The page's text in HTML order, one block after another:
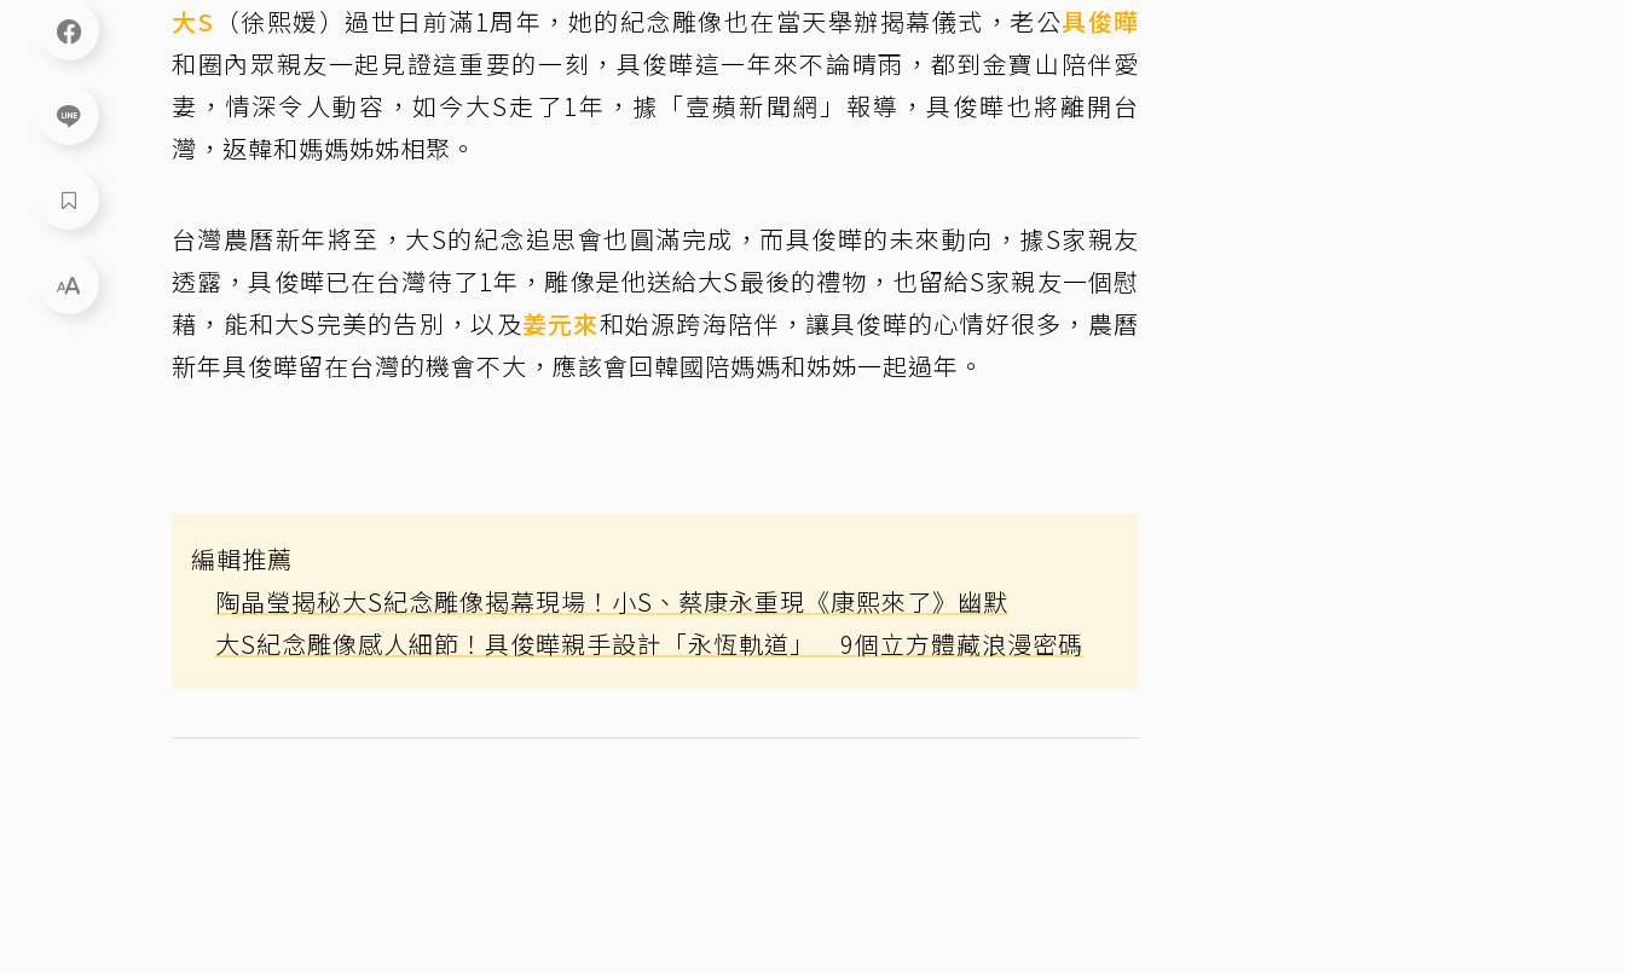
大S （徐熙媛）過世日前滿1周年，她的紀念雕像也在當天舉辦揭幕儀式，老公具俊曄
和圈內眾親友一起見證這重要的一刻，具俊曄這一年來不論晴雨，都到金寶山陪伴愛
妻，情深令人動容，如今大S走了1年，據「壹蘋新聞網」報導，具俊曄也將離開台
灣，返韓和媽媽姊姊相聚。
台灣農曆新年將至，大S的紀念追思會也圓滿完成，而具俊曄的未來動向，據S家親友
透露，具俊曄已在台灣待了1年，雕像是他送給大S最後的禮物，也留給S家親友一個慰
藉，能和大S完美的告別，以及姜元來和始源跨海陪伴，讓具俊曄的心情好很多，農曆
新年具俊曄留在台灣的機會不大，應該會回韓國陪媽媽和姊姊一起過年。
編輯推薦
陶晶瑩揭秘大S紀念雕像揭幕現場！小S、蔡康永重現《康熙來了》幽默
大S紀念雕像感人細節！具俊曄親手設計「永恆軌道」 9個立方體藏浪漫密碼